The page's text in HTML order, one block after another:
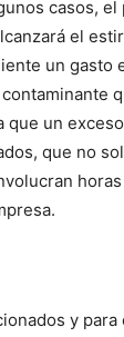
casos,
el
un gasto
que un
que no
y